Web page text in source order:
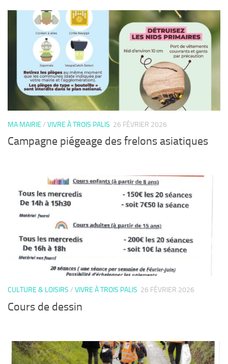
MA MAIRIE / VIVRE À TROIS PALIS 26 FÉVRIER 2026
Campagne piégeage des frelons asiatiques
CULTURE & LOISIRS / VIVRE À TROIS PALIS 26 FÉVRIER 2026
Cours de dessin